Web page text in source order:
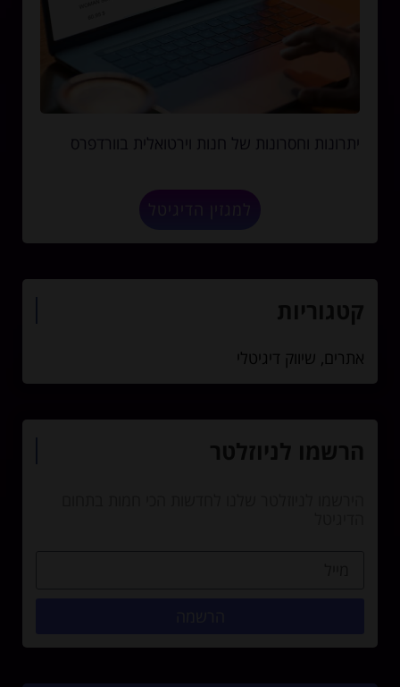
יתרונות וחסרונות של חנות וירטואלית בוורדפרס
למגזין הדיגיטל
אתרים, שיווק דיגיטלי